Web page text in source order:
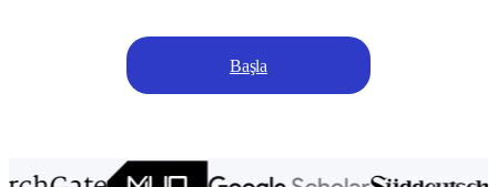
Başla